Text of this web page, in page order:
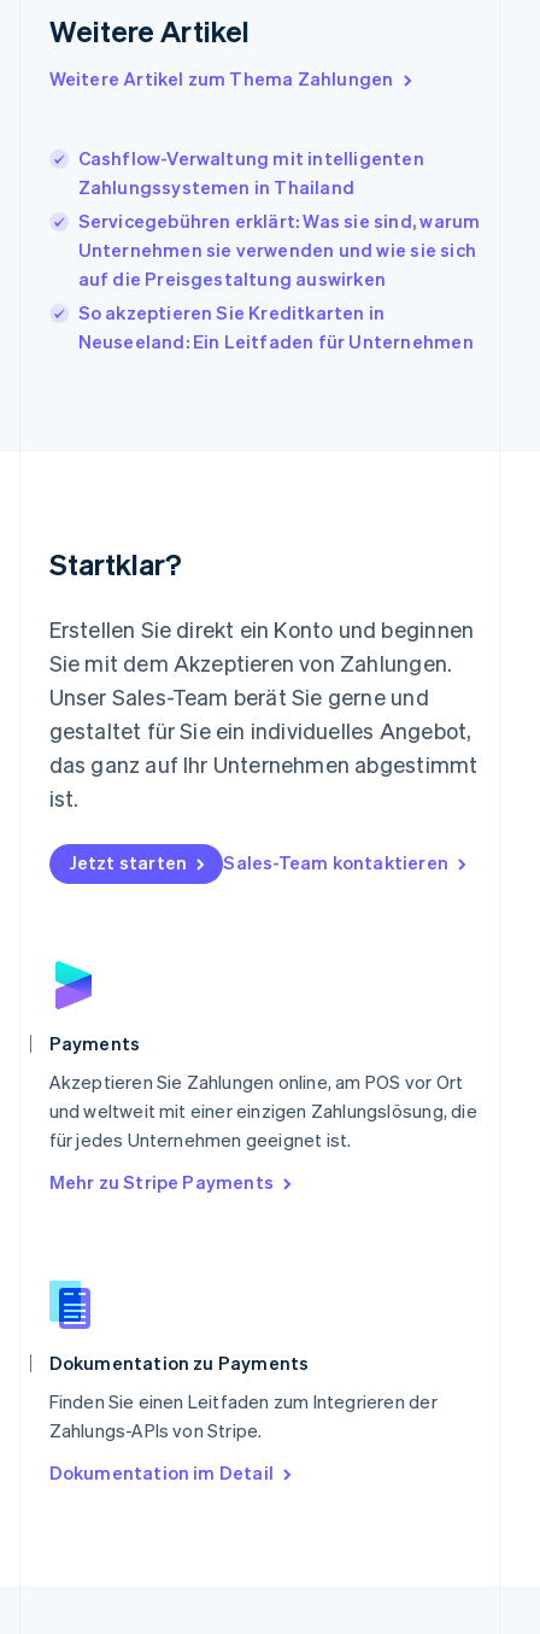
Weitere Artikel
Weitere Artikel zum Thema Zahlungen
Cashflow-Verwaltung mit intelligenten
Zahlungssystemen in Thailand
Servicegebühren erklärt: Was sie sind, warum
Unternehmen sie verwenden und wie sie sich
auf die Preisgestaltung auswirken
So akzeptieren Sie Kreditkarten in
Neuseeland: Ein Leitfaden für Unternehmen
Startklar?
Erstellen Sie direkt ein Konto und beginnen
Sie mit dem Akzeptieren von Zahlungen.
Unser Sales-Team berät Sie gerne und
gestaltet für Sie ein individuelles Angebot,
das ganz auf Ihr Unternehmen abgestimmt
ist.
Jetzt starten Sales-Team kontaktieren
Payments
Akzeptieren Sie Zahlungen online, am POS vor Ort
und weltweit mit einer einzigen Zahlungslösung, die
für jedes Unternehmen geeignet ist.
Mehr zu Stripe Payments
Dokumentation zu Payments
Finden Sie einen Leitfaden zum Integrieren der
Zahlungs-APIs von Stripe.
Dokumentation im Detail
English
English
Japan
日本語
Kanada
EnglishFrançais
Kroatien
EnglishItaliano
English
Liechtenstein
English
Español English
Neuseeland
English
Niederlande
Norwegen
English
Polen
English
Portugal
Schweden
Deutsch
Singapur
English 简体中文
Slowakei
English
Slowenien
English
Spanien
Español
Thailand
Tschechische Republik
English
English